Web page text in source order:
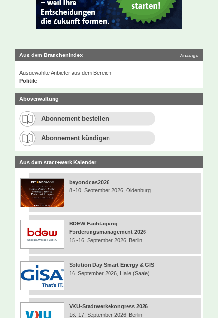
Aus dem Branchenindex Anzeige
Ausgewählte Anbieter aus dem Bereich
Politik:
Aboverwaltung
Abonnement bestellen
Abonnement kündigen
Aus dem stadt+werk Kalender
beyondgas2026
8.-10. September 2026, Oldenburg
BDEW Fachtagung
Forderungsmanagement 2026
15.-16. September 2026, Berlin
Solution Day Smart Energy & GIS
16. September 2026, Halle (Saale)
VKU-Stadtwerkekongress 2026
16.-17. September 2026, Berlin